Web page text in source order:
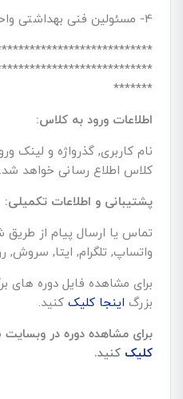
4- مسئولین فنی بهداشتی واحدهای دامپروری
*******
اطلاعات ورود به کلاس:
کلاس اطلاع رسانی خواهد شد.
پشتیبانی و اطلاعات تکمیلی:
واتساپ, تلگرام, ایتا, سروش,
برای مشاهده فایل دوره های
بزرگ اینجا کلیککنید.
برای مشاهده دوره در
کلیک کنید.